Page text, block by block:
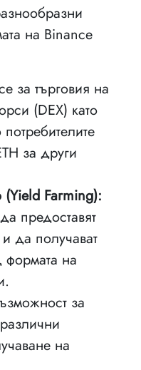
на Binance
за търговия на
(DEX) като
за други
Farming):
предоставят
да получават
на
за
на